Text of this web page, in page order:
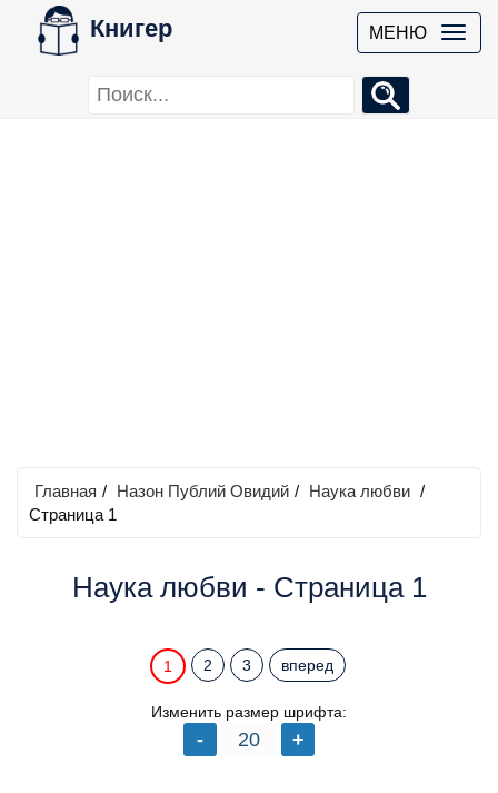
Книгер МЕНЮ
Главная / Назон Публий Овидий / Наука любви /
Страница 1
Наука любви - Страница 1
1 2 3 вперед
Изменить размер шрифта: